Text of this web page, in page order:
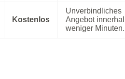
Kostenlos
Unverbindliches
Angebot
weniger Minuten.